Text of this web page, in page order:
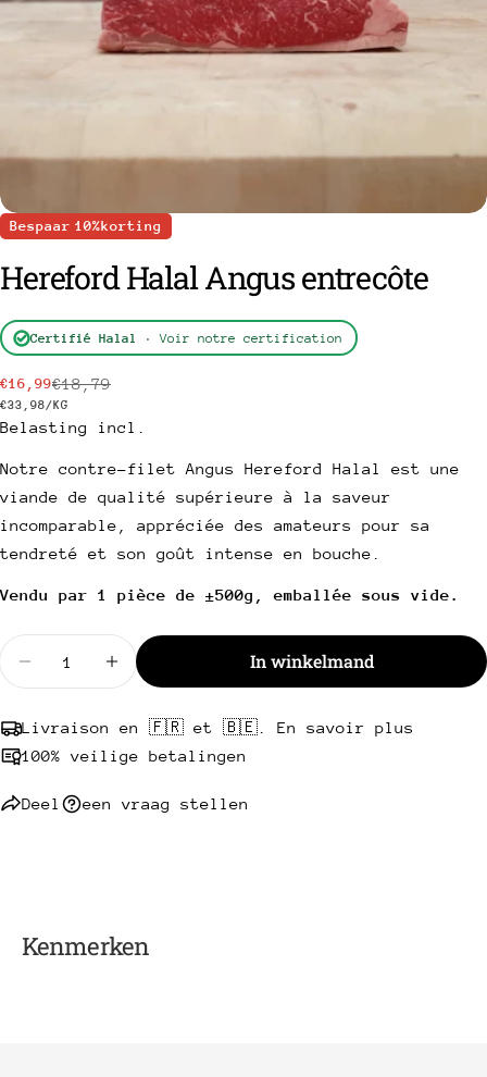
Bespaar 10%korting
Hereford Halal Angus entrecôte
Certifié Halal · Voir notre certification
Verkoopprijs
€16,99
Normale
prijs
€18,79
PRIJS
PER
EENHEID
€33,98/PER
KG
Belasting incl.
Notre contre-filet Angus Hereford Halal est une
viande de qualité supérieure à la saveur
incomparable, appréciée des amateurs pour sa
tendreté et son goût intense en bouche.
Vendu par 1 pièce de ±500g, emballée sous vide.
Hoeveelheid verminderen voor Hereford Halal
Hoeveelheid verhogen voor Hereford
In winkelmand
Livraison en 🇫🇷 et 🇧🇪. En savoir plus
100% veilige betalingen
Deel
Deel dit product
Deel
Kopie
Delen
op
Pin
een vraag stellen
een vraag stellen
naam
Uw
mail
Velden met een * zijn verplicht.
Kenmerken